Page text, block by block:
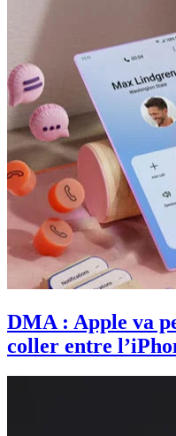
DMA : Apple va
coller entre